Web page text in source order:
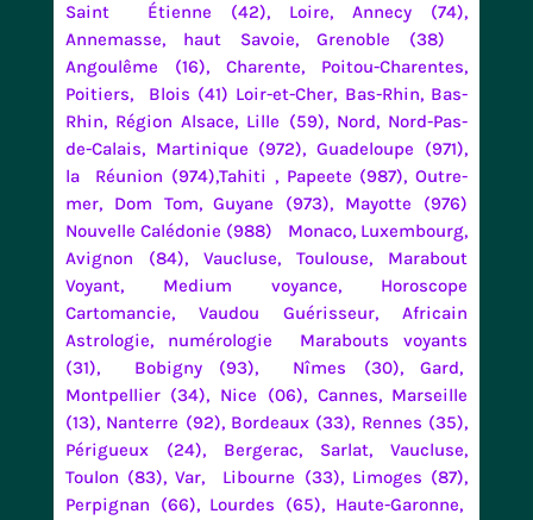
Saint Étienne (42), Loire, Annecy (74),
Annemasse, haut Savoie, Grenoble (38)
Angoulême (16), Charente, Poitou-Charentes,
Poitiers, Blois (41) Loir-et-Cher, Bas-Rhin, Bas-
Rhin, Région Alsace, Lille (59), Nord, Nord-Pas-
de-Calais, Martinique (972), Guadeloupe (971),
la Réunion (974),Tahiti , Papeete (987), Outre-
mer, Dom Tom, Guyane (973), Mayotte (976)
Nouvelle Calédonie (988) Monaco, Luxembourg,
Avignon (84), Vaucluse, Toulouse, Marabout
Voyant, Medium voyance, Horoscope
Cartomancie, Vaudou Guérisseur, Africain
Astrologie, numérologie Marabouts voyants
(31), Bobigny (93), Nîmes (30), Gard,
Montpellier (34), Nice (06), Cannes, Marseille
(13), Nanterre (92), Bordeaux (33), Rennes (35),
Périgueux (24), Bergerac, Sarlat, Vaucluse,
Toulon (83), Var, Libourne (33), Limoges (87),
Perpignan (66), Lourdes (65), Haute-Garonne,